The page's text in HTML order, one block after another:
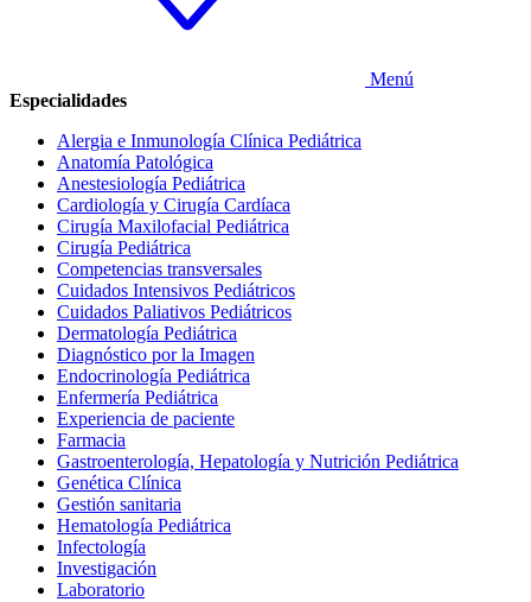
Menú
Especialidades
Alergia e Inmunología Clínica Pediátrica
Anatomía Patológica
Anestesiología Pediátrica
Cardiología y Cirugía Cardíaca
Cirugía Maxilofacial Pediátrica
Cirugía Pediátrica
Competencias transversales
Cuidados Intensivos Pediátricos
Cuidados Paliativos Pediátricos
Dermatología Pediátrica
Diagnóstico por la Imagen
Endocrinología Pediátrica
Enfermería Pediátrica
Experiencia de paciente
Farmacia
Gastroenterología, Hepatología y Nutrición Pediátrica
Genética Clínica
Gestión sanitaria
Hematología Pediátrica
Infectología
Investigación
Laboratorio